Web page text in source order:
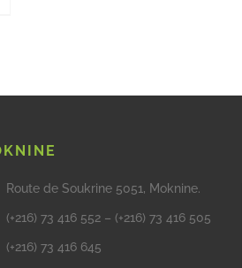
Route de Soukrine 5051, Moknine.
(+216) 73 416 552 – (+216) 73 416 505
(+216) 73 416 645